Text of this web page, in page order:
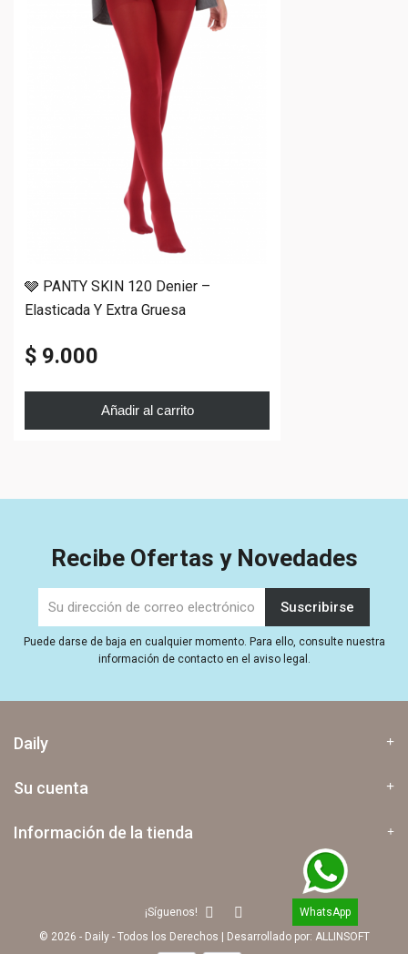
🩶 PANTY SKIN 120 Denier –
Elasticada Y Extra Gruesa​
$ 9.000
Añadir al carrito
Recibe Ofertas y Novedades
Puede darse de baja en cualquier momento. Para ello, consulte nuestra
información de contacto en el aviso legal.
Daily
Su cuenta
Información de la tienda
© 2026 - Daily - Todos los Derechos Desarrollado por: ALLINSOFT
¡Síguenos! WhatsApp